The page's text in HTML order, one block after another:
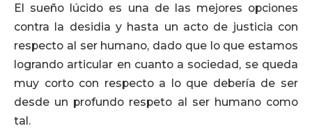
El sueño lúcido es una de las mejores opciones
contra la desidia y hasta un acto de justicia con
respecto al ser humano, dado que lo que estamos
logrando articular en cuanto a sociedad, se queda
muy corto con respecto a lo que debería de ser
desde un profundo respeto al ser humano como
tal.